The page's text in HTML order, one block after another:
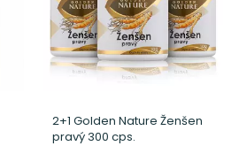
2+1 Golden Nature Ženšen
pravý 300 cps.